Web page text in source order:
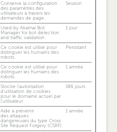
Conserve la configuration
des paramètres des
utilisateurs à travers les
demandes de page.
Session
Used by Akamai Bot
Manager for bot detection
and traffic validation.
1 jour
Ce cookie est utilisé pour
distinguer les humains des
robots.
Persistant
Ce cookie est utilisé pour
distinguer les humains des
robots.
1 année
Stocke l'autorisation
d'utilisation de cookies
pour le domaine actuel par
l'utilisateur
186 jours
Aide à prévenir
des attaques
dangereuses du type Cross
Site Request Forgery (CSRF)
1 année